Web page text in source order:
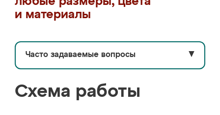
и материалы
Часто задаваемые вопросы ▼
Схема работы